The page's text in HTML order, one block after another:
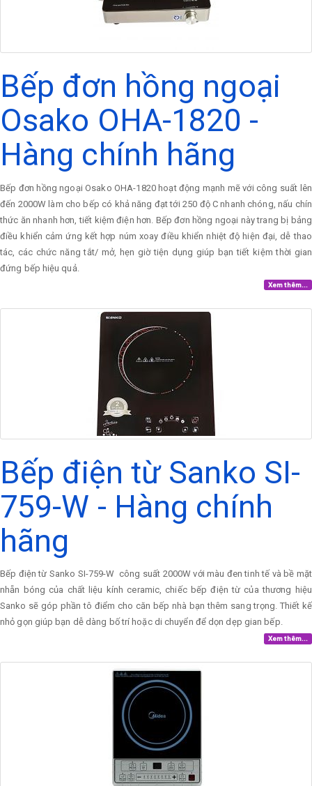
Bếp đơn hồng ngoại
Osako OHA-1820 -
Hàng chính hãng
Bếp đơn hồng ngoại Osako OHA-1820 hoạt động mạnh mẽ với công suất lên
đến 2000W làm cho bếp có khả năng đạt tới 250 độ C nhanh chóng, nấu chín
thức ăn nhanh hơn, tiết kiệm điện hơn. Bếp đơn hồng ngoại này trang bị bảng
điều khiển cảm ứng kết hợp núm xoay điều khiển nhiệt độ hiện đại, dễ thao
tác, các chức năng tắt/ mở, hẹn giờ tiện dụng giúp bạn tiết kiệm thời gian
đứng bếp hiệu quả.
Xem thêm...
Bếp điện từ Sanko SI-
759-W - Hàng chính
hãng
Bếp điện từ Sanko SI-759-W công suất 2000W với màu đen tinh tế và bề mặt
nhẵn bóng của chất liệu kính ceramic, chiếc bếp điện từ của thương hiệu
Sanko sẽ góp phần tô điểm cho căn bếp nhà bạn thêm sang trọng. Thiết kế
nhỏ gọn giúp bạn dễ dàng bố trí hoặc di chuyển để dọn dẹp gian bếp.
Xem thêm...